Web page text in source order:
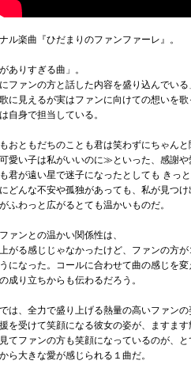
ル楽曲『ひだまりのファンファーレ』。
ありすぎる曲」。
ファンの方と話した内容を盛り込んでいる
に見えるが実はファンに向けての想いを歌
自身で担当している。
おともだちのことも君は笑わずにちゃん
愛い子は私がいいのに≫といった、感謝や
君が遠い星で迷子になったとしても きっ
にどんな不安や孤独があっても、私が見つ
ふわっと広がるとても温かいものだ。
ァンとの温かい関係性は、
上がる感じじゃなかったけど、ファンの方
になった。コールに合わせて曲の感じを変
成り立ちからも伝わるだろう。
は、全力で盛り上げる熱量の高いファンの
を受けて笑顔になる彼女の姿が、ますます
てファンの方も笑顔になっているのが、と
ら大きな愛が感じられる１曲だ。